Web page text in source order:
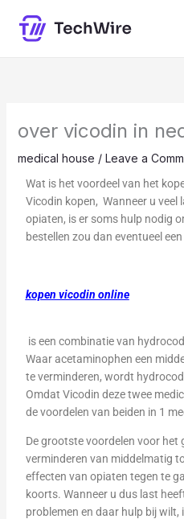
content
over vicodin in
medical house / Leave a
Wat is het voordeel van het
Vicodin kopen, Wanneer u
opiaten, is er soms hulp nodig
bestellen zou dan eventueel
kopen vicodin online
is een combinatie van
Waar acetaminophen een
te verminderen, wordt
Omdat Vicodin deze twee
de voordelen van beiden in 1
De grootste voordelen voor het
verminderen van middelmatig
effecten van opiaten tegen te
koorts. Wanneer u dus last
problemen en daar hulp bij wilt,